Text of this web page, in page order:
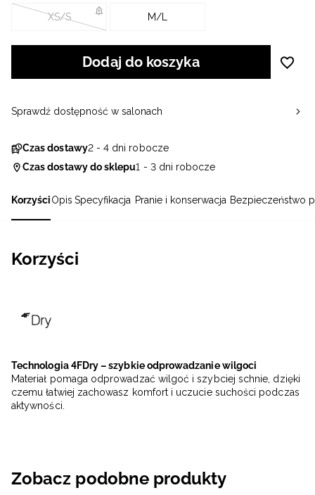
KorzyściOpis Specyfikacja Pranie i konserwacja Bezpieczeństwo
Korzyści
Technologia 4FDry – szybkie odprowadzanie wilgoci
Materiał pomaga odprowadzać wilgoć i szybciej schnie, dzięki
czemu łatwiej zachowasz komfort i uczucie suchości podczas
aktywności.
XS/S M/L
Dodaj do koszyka
Czas dostawy2 - 4 dni robocze
Czas dostawy do sklepu1 - 3 dni robocze
Sprawdź dostępność w salonach
Zobacz podobne produkty